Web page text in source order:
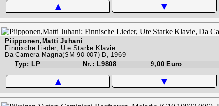
▲ ▼
Piipponen,Matti Juhani
Finnische Lieder, Ute Starke Klavie
Da Camera Magna(SM 90 007) D, 1969
Typ: LP
Nr.: L9808 9,00 Euro
▲ ▼